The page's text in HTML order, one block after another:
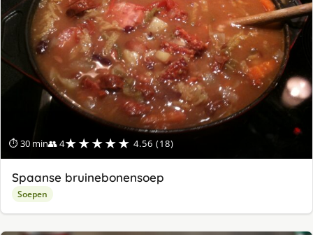
⏱ 30 min👥 4★★★★★ 4.56 (18)
Spaanse bruinebonensoep
Soepen